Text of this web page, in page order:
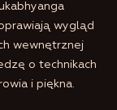
wygląd
wewnętrznej
o technikach
i piękna.